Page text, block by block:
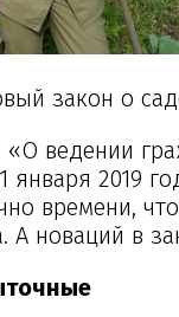
закон о
ведении
января 2019
времени,
А новаций в